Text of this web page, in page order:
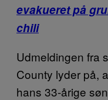
evakueret på
chili
Udmeldingen fra
County lyder på,
hans 33-årige